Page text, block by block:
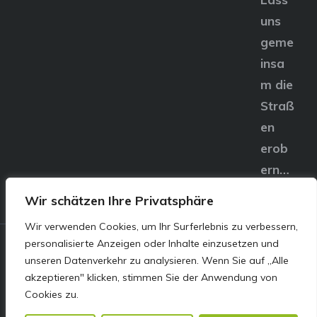
Wir schätzen Ihre Privatsphäre
Wir verwenden Cookies, um Ihr Surferlebnis zu verbessern,
personalisierte Anzeigen oder Inhalte einzusetzen und
unseren Datenverkehr zu analysieren. Wenn Sie auf „Alle
akzeptieren" klicken, stimmen Sie der Anwendung von
Cookies zu.
uns
geme
insa
m die
Straß
en
erob
ern…
© E&S Motors GmbH,
Linzer Straße 83 4240
Freistadt